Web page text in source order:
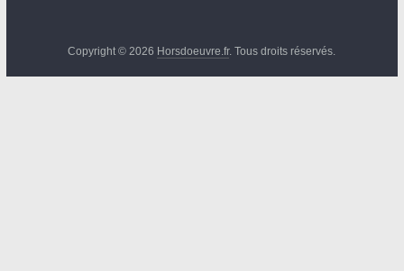
Copyright © 2026 Horsdoeuvre.fr. Tous droits réservés.